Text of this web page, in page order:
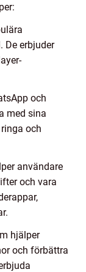
De erbjuder
och
med sina
och
användare
och vara
hjälper
och förbättra